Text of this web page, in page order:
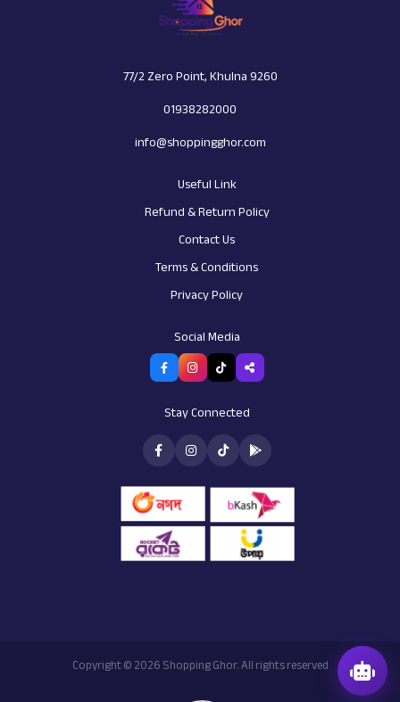
77/2 Zero Point, Khulna 9260
01938282000
info@shoppingghor.com
Useful Link
Refund & Return Policy
Contact Us
Terms & Conditions
Privacy Policy
Social Media
Stay Connected
Copyright © 2026 Shopping Ghor. All rights reserved
Customer support